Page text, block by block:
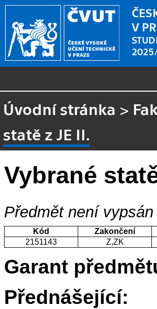
V
Úvodní stránka >
statě z JE II.
Vybrané
Předmět není vypsán
Kód Zakončení
2151143
Z,ZK
Garant
Přednášející: